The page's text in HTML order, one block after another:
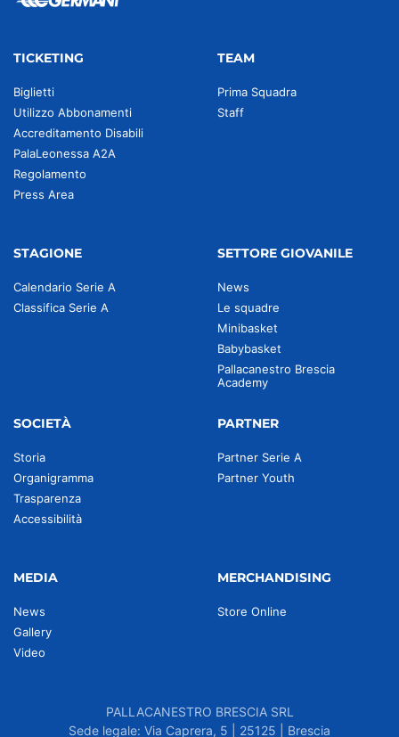
TICKETING
Biglietti
Utilizzo Abbonamenti
Accreditamento Disabili
PalaLeonessa A2A
Regolamento
Press Area
TEAM
Prima Squadra
Staff
STAGIONE
Calendario Serie A
Classifica Serie A
SETTORE GIOVANILE
News
Le squadre
Minibasket
Babybasket
Pallacanestro Brescia
Academy
SOCIETÀ
Storia
Organigramma
Trasparenza
Accessibilità
PARTNER
Partner Serie A
Partner Youth
MEDIA
News
Gallery
Video
MERCHANDISING
Store Online
PALLACANESTRO BRESCIA SRL
Sede legale: Via Caprera, 5 | 25125 | Brescia